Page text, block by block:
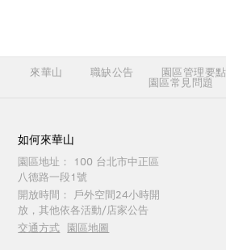
來華山 職缺公告 園區管理要點
園區常見問題
如何來華山
園區地址：
100 台北市中正區
八德路一段1號
開放時間：
戶外空間24小時開
放，其他依各活動/店家公告
交通方式 園區地圖